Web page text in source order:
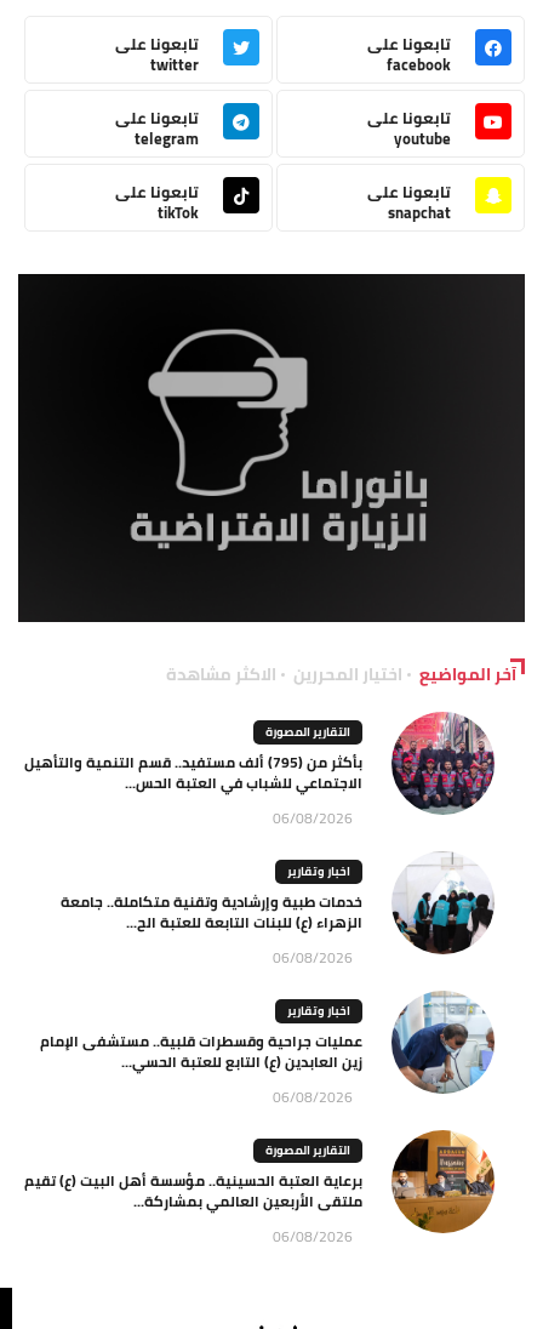
تابعونا على
facebook
تابعونا على
twitter
تابعونا على
youtube
تابعونا على
telegram
تابعونا على
snapchat
تابعونا على
tikTok
آخر المواضيع اختيار المحررين الاكثر مشاهدة
التقارير المصورة
بأكثر من (795) ألف مستفيد.. قسم التنمية والتأهيل
الاجتماعي للشباب في العتبة الحس...
06/08/2026
اخبار وتقارير
خدمات طبية وإرشادية وتقنية متكاملة.. جامعة
الزهراء (ع) للبنات التابعة للعتبة الح...
06/08/2026
اخبار وتقارير
عمليات جراحية وقسطرات قلبية.. مستشفى الإمام
زين العابدين (ع) التابع للعتبة الحسي...
06/08/2026
التقارير المصورة
برعاية العتبة الحسينية.. مؤسسة أهل البيت (ع) تقيم
ملتقى الأربعين العالمي بمشاركة...
06/08/2026